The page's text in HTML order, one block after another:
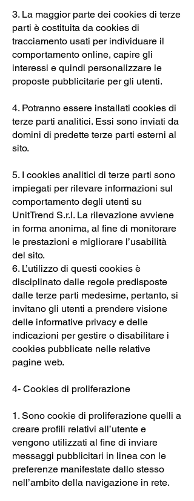
3. La maggior parte dei cookies di terze
parti è costituita da cookies di
tracciamento usati per individuare il
comportamento online, capire gli
interessi e quindi personalizzare le
proposte pubblicitarie per gli utenti.
4. Potranno essere installati cookies di
terze parti analitici. Essi sono inviati da
domini di predette terze parti esterni al
sito.
5. I cookies analitici di terze parti sono
impiegati per rilevare informazioni sul
comportamento degli utenti su
UnitTrend S.r.l. La rilevazione avviene
in forma anonima, al fine di monitorare
le prestazioni e migliorare l’usabilità
del sito.
6. L’utilizzo di questi cookies è
disciplinato dalle regole predisposte
dalle terze parti medesime, pertanto, si
invitano gli utenti a prendere visione
delle informative privacy e delle
indicazioni per gestire o disabilitare i
cookies pubblicate nelle relative
pagine web.
4- Cookies di proliferazione
1. Sono cookie di proliferazione quelli a
creare profili relativi all’utente e
vengono utilizzati al fine di inviare
messaggi pubblicitari in linea con le
preferenze manifestate dallo stesso
nell’ambito della navigazione in rete.